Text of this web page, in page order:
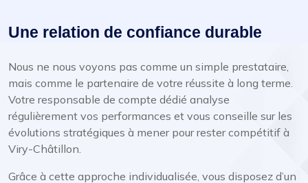
Une relation de confiance durable
Nous ne nous voyons pas comme un simple prestataire,
mais comme le partenaire de votre réussite à long terme.
Votre responsable de compte dédié analyse
régulièrement vos performances et vous conseille sur les
évolutions stratégiques à mener pour rester compétitif à
Viry-Châtillon.
Grâce à cette approche individualisée, vous disposez d’un